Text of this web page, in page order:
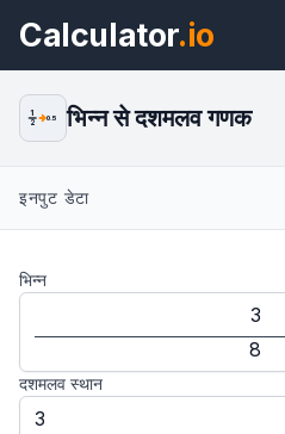
Calculator.io
1
2
0.5 भिन्न से दशमलव गणक
इनपुट डेटा
भिन्न
दशमलव स्थान